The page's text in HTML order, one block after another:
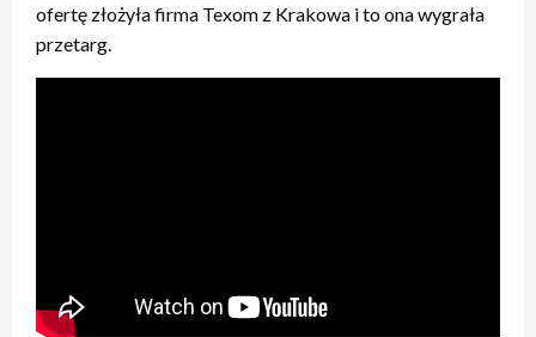
ofertę złożyła firma Texom z Krakowa i to ona wygrała
przetarg.